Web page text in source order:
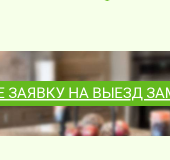
ЗАЯВКУ НА ВЫЕЗД